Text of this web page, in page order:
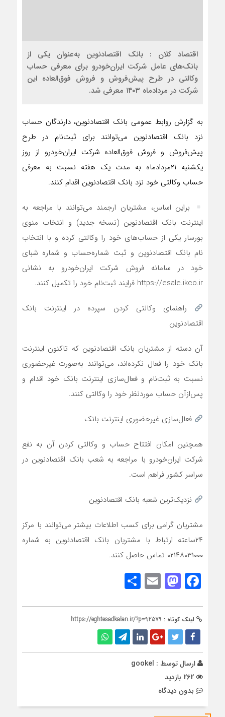
اقتصاد کلان : بانک اقتصادنوین به‌عنوان یکی از
بانک‌های عامل شرکت ایران‌خودرو برای معرفی حساب
وکالتی در طرح پیش‌فروش و فروش فوق‌العاده این
شرکت در مردادماه ۱۴۰۳ معرفی شد.
به گزارش روابط عمومی بانک اقتصادنوین، دارندگان حساب
نزد بانک اقتصادنوین می‌توانند برای ثبت‌نام در طرح
پیش‌فروش و فروش فوق‌العاده شرکت ایران‌خودرو از روز
یکشنبه ۲۱مردادماه به مدت یک هفته نسبت به معرفی
حساب وکالتی خود نزد بانک اقتصادنوین اقدام کنند.
براین اساس، مشتریان ارجمند می‌توانند با مراجعه به
اینترنت بانک اقتصادنوین (نسخه جدید) و انتخاب منوی
بورسار یکی از حساب‌های خود را وکالتی کرده و با انتخاب
نام بانک اقتصادنوین و ثبت شماره‌حساب و شماره شبای
خود در سامانه فروش شرکت ایران‌خودرو به نشانی
https://esale.ikco.ir فرایند ثبت‌نام خود را تکمیل کنند.
راهنمای وکالتی کردن سپرده در اینترنت بانک
اقتصادنوین
آن دسته از مشتریان بانک اقتصادنوین که تاکنون اینترنت
بانک خود را فعال نکرده‌اند، می‌توانند به‌صورت غیرحضوری
نسبت به ثبت‌نام و فعال‌سازی اینترنت بانک خود اقدام و
پس‌ازآن حساب موردنظر خود را وکالتی کنند.
فعال‌سازی غیرحضوری اینترنت بانک
همچنین امکان افتتاح حساب و وکالتی کردن آن به نفع
شرکت ایران‌خودرو با مراجعه به شعب بانک اقتصادنوین در
سراسر کشور فراهم است.
نزدیک‌ترین شعبه بانک اقتصادنوین
مشتریان گرامی برای کسب اطلاعات بیشتر می‌توانند با مرکز
۲۴ساعته ارتباط با مشتریان بانک اقتصادنوین به شماره
۰۲۱۴۸۰۳۱۰۰۰ تماس حاصل کنند.
Facebook
Mastodon
Email
لینک کوتاه : https://eghtesadkalan.ir/?p=92579
ارسال توسط : gookel
بدون دیدگاه